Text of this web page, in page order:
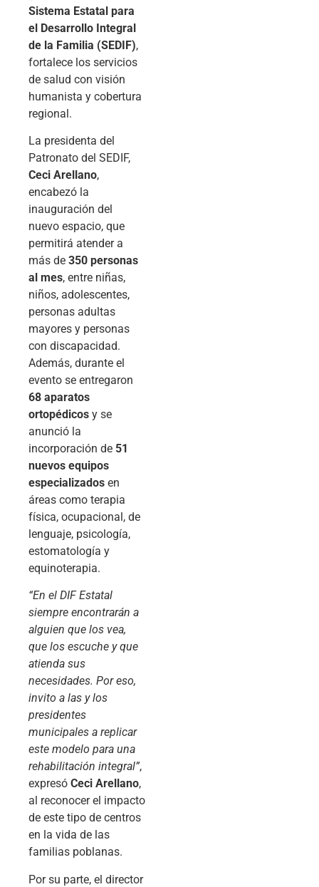
Sistema Estatal para
el Desarrollo Integral
de la Familia (SEDIF),
fortalece los servicios
de salud con visión
humanista y cobertura
regional.
La presidenta del
Patronato del SEDIF,
Ceci Arellano,
encabezó la
inauguración del
nuevo espacio, que
permitirá atender a
más de 350 personas
al mes, entre niñas,
niños, adolescentes,
personas adultas
mayores y personas
con discapacidad.
Además, durante el
evento se entregaron
68 aparatos
ortopédicos y se
anunció la
incorporación de 51
nuevos equipos
especializados en
áreas como terapia
física, ocupacional, de
lenguaje, psicología,
estomatología y
equinoterapia.
“En el DIF Estatal
siempre encontrarán a
alguien que los vea,
que los escuche y que
atienda sus
necesidades. Por eso,
invito a las y los
presidentes
municipales a replicar
este modelo para una
rehabilitación integral”,
expresó Ceci Arellano,
al reconocer el impacto
de este tipo de centros
en la vida de las
familias poblanas.
Por su parte, el director